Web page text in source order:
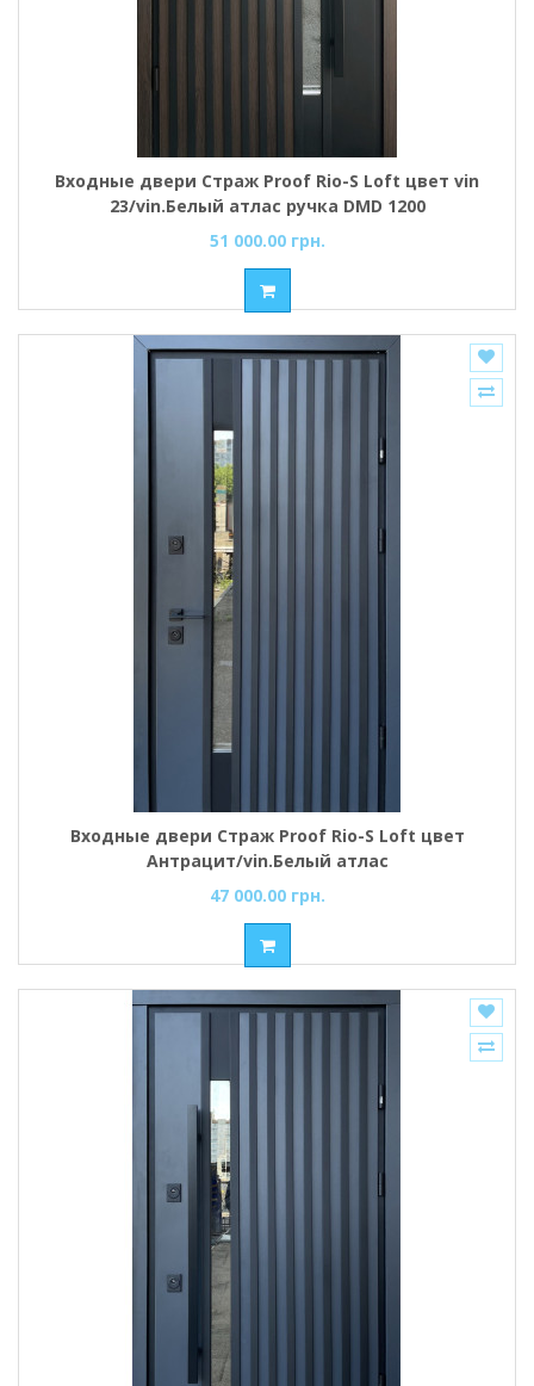
Входные двери Страж Proof Rio-S Loft цвет vin
23/vin.Белый атлас ручка DMD 1200
51 000.00 грн.
Входные двери Страж Proof Rio-S Loft цвет
Антрацит/vin.Белый атлас
47 000.00 грн.